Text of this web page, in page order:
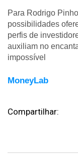
Para Rodrigo
possibilidades
perfis de
auxiliam no
impossível
MoneyLab
Compartilhar: